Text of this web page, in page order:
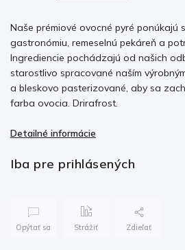
Naše prémiové ovocné pyré ponúkajú
gastronómiu, remeselnú pekáreň a
Ingrediencie pochádzajú od našich
starostlivo spracované naším
a bleskovo pasterizované, aby sa
farba ovocia. Drirafrost.
Detailné informácie
Iba pre prihlásených
Opýtať sa Strážiť Zdieľať